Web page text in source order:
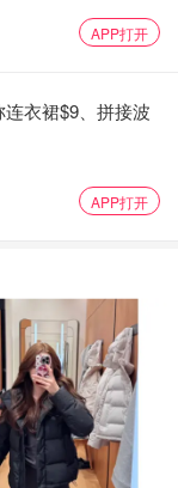
N 行驶。
停放在
将于上午 8:00
车辆将由镇政
这里要举办迄今
APP打开
衣裙$9、拼接波
APP打开